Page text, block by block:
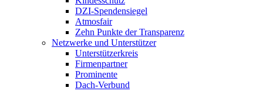
DZI-Spendensiegel
Atmosfair
Zehn Punkte der Transparenz
Netzwerke und Unterstützer
Unterstützerkreis
Firmenpartner
Prominente
Dach-Verbund